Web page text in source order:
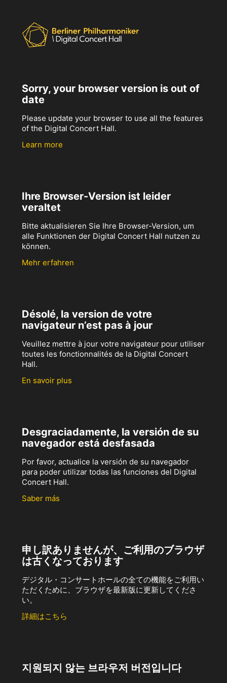
Sorry, your browser version is out of
date
Please update your browser to use all the features
of the Digital Concert Hall.
Learn more
Ihre Browser-Version ist leider
veraltet
Bitte aktualisieren Sie Ihre Browser-Version, um
alle Funktionen der Digital Concert Hall nutzen zu
können.
Mehr erfahren
Désolé, la version de votre
navigateur n’est pas à jour
Veuillez mettre à jour votre navigateur pour utiliser
toutes les fonctionnalités de la Digital Concert
Hall.
En savoir plus
Desgraciadamente, la versión de su
navegador está desfasada
Por favor, actualice la versión de su navegador
para poder utilizar todas las funciones del Digital
Concert Hall.
Saber más
申し訳ありませんが、ご利用のブラウザ
は古くなっております
デジタル・コンサートホールの全ての機能をご利用い
ただくために、ブラウザを最新版に更新してくださ
い。
詳細はこちら
지원되지 않는 브라우저 버전입니다